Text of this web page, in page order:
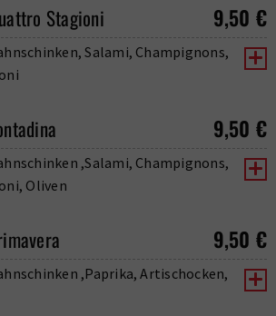
Stagioni 9,50 €
Salami, Champignons,
9,50 €
,Salami, Champignons,
Oliven
9,50 €
,Paprika, Artischocken,